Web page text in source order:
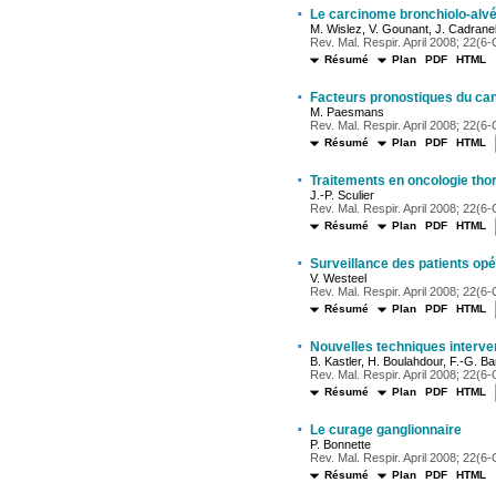
· Le carcinome bronchiolo-
M. Wislez, V. Gounant, J. Cadranel
Rev. Mal. Respir. April 2008;
Résumé Plan PDF HTML
· Facteurs pronostiques du
M. Paesmans
Rev. Mal. Respir. April 2008;
Résumé Plan PDF HTML
· Traitements en oncologie
J.-P. Sculier
Rev. Mal. Respir. April 2008;
Résumé Plan PDF HTML
· Surveillance des patients
V. Westeel
Rev. Mal. Respir. April 2008;
Résumé Plan PDF HTML
· Nouvelles techniques
B. Kastler, H. Boulahdour, F.-G.
Rev. Mal. Respir. April 2008;
Résumé Plan PDF HTML
· Le curage ganglionnaire
P. Bonnette
Rev. Mal. Respir. April 2008;
Résumé Plan PDF HTML